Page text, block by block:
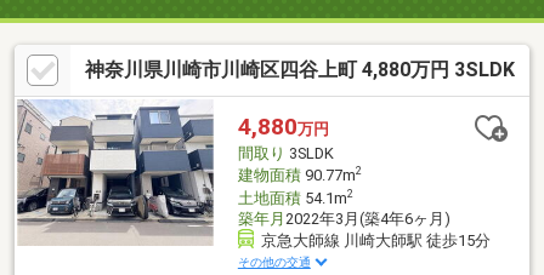
神奈川県川崎市川崎区四谷上町 4,880万円 3SLDK
4,880万円
間取り 3SLDK
建物面積90.77m2
土地面積54.1m2
築年月 2022年3月(築4年6ヶ月)
京急大師線 川崎大師駅 徒歩15分
その他の交通